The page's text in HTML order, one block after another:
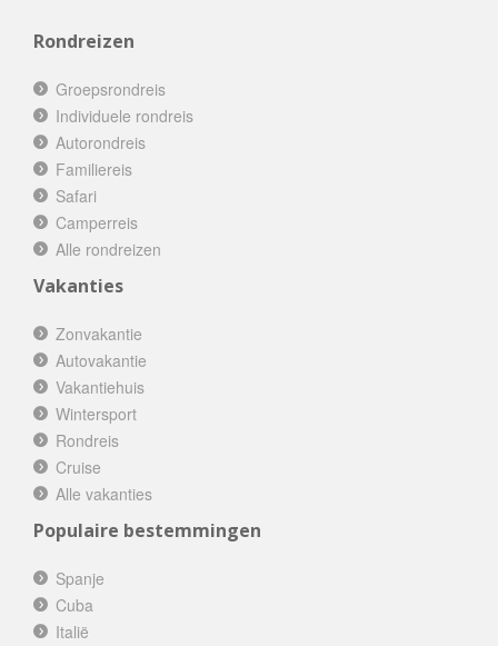
Rondreizen
Groepsrondreis
Individuele rondreis
Autorondreis
Familiereis
Safari
Camperreis
Alle rondreizen
Vakanties
Zonvakantie
Autovakantie
Vakantiehuis
Wintersport
Rondreis
Cruise
Alle vakanties
Populaire bestemmingen
Spanje
Cuba
Italië